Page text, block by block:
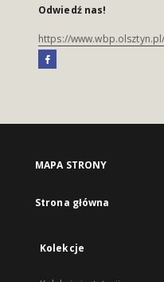
Odwiedź nas!
https://www.wbp.olsztyn.pl/
MAPA STRONY
Strona główna
Kolekcje